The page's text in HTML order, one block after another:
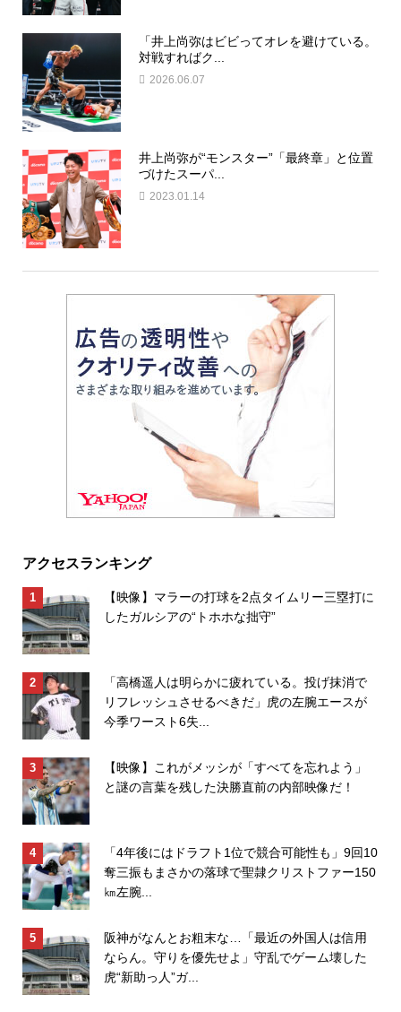
「井上尚弥はビビってオレを避けている。
対戦すればク...
2026.06.07
井上尚弥が“モンスター”「最終章」と位置
づけたスーパ...
2023.01.14
アクセスランキング
【映像】マラーの打球を2点タイムリー三塁打に
したガルシアの“トホホな拙守”
「高橋遥人は明らかに疲れている。投げ抹消で
リフレッシュさせるべきだ」虎の左腕エースが
今季ワースト6失...
【映像】これがメッシが「すべてを忘れよう」
と謎の言葉を残した決勝直前の内部映像だ！
「4年後にはドラフト1位で競合可能性も」9回10
奪三振もまさかの落球で聖隷クリストファー150
㎞左腕...
阪神がなんとお粗末な…「最近の外国人は信用
ならん。守りを優先せよ」守乱でゲーム壊した
虎“新助っ人”ガ...